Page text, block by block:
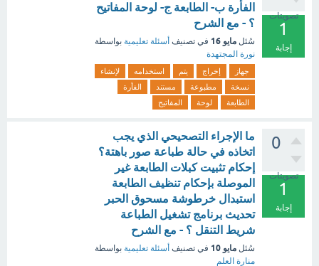
تصويتات
1
إجابة
الفأرة ب- الطابعة ج- لوحة المفاتيح
؟ - مع الشرح
سُئل مايو 16 في تصنيف أسئلة تعليمية بواسطة
نورة المجتهدة
جهاز إخراج يتم استخدامه
لإنشاء
نسخة
مطبوعة مستند
الفأرة
الطابعة
لوحة المفاتيح
0
تصويتات
1
إجابة
ما الإجراء التصحيحي الذي يجب
اتخاذه في حالة طباعة صور باهتة؟
إحكام تثبيت كبلات الطابعة غير
الموصلة بإحكام تنظيف الطابعة
استبدال خرطوشة مسحوق الحبر
تحديث برنامج تشغيل الطباعة
شريط التنقل ؟ - مع الشرح
سُئل مايو 10 في تصنيف أسئلة تعليمية بواسطة
منارة العلم